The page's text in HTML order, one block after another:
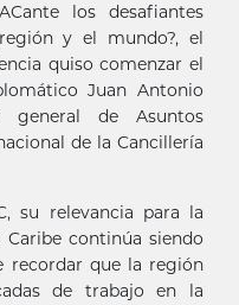
los desafiantes
y el mundo?, el
quiso comenzar el
Juan Antonio
general de Asuntos
de la Cancillería
su relevancia para la
continúa siendo
recordar que la región
de trabajo en la